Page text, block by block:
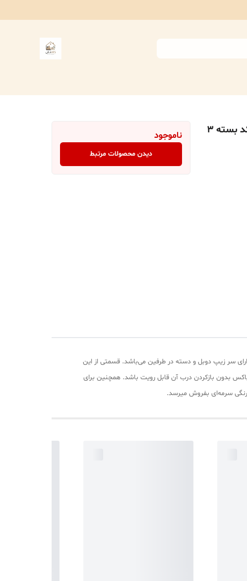
باکس نظم دهنده مای هوم مدل بارکد بسته 3
ناموجود
دیدن محصولات مرتبط
نظم دهنده مای هوم مدل بارکد بسته 3 عددی ساخته شده از مواد بسیار با کیفیت به ابعاد طول 48 عرض 28 ارتفاع 50 دارای سر زیپ دوبل و دسته در طرفین می‌باشد. قسمتی از این
بدون بازکردن درب آن قابل رویت باشد. همچنین برای
سرمه‌ای بفروش میرسد.